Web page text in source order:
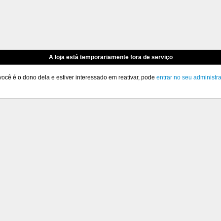
A loja está temporariamente fora de serviço
é o dono dela e estiver interessado em reativar, pode entrar no seu